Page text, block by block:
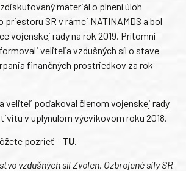
materiál o plnení úloh
priestoru SR v rámci NATINAMDS a bol
vojenskej rady na rok 2019. Prítomní
veliteľa vzdušných síl o stave
finančných prostriedkov za rok
veliteľ poďakoval členom vojenskej rady
v uplynulom výcvikovom roku 2018.
pozrieť – TU.
vzdušných síl Zvolen, Ozbrojené sily SR